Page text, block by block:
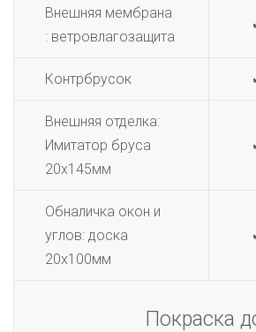
Внешняя мембрана
: ветровлагозащита
Контрбрусок
Внешняя отделка:
Имитатор бруса
20х145мм
Обналичка окон и
углов: доска
20х100мм
Покраска